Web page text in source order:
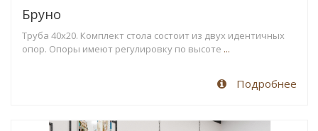
Бруно
Труба 40х20. Комплект стола состоит из двух идентичных
опор. Опоры имеют регулировку по высоте ...
Подробнее